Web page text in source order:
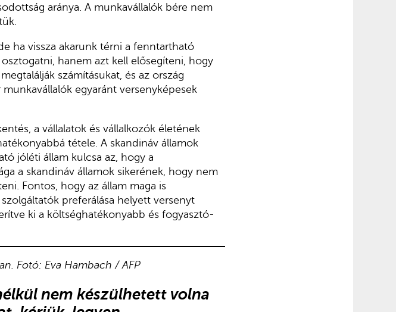
aránya. A munkavállalók bére nem
ha vissza akarunk térni a fenntartható
hanem azt kell elősegíteni, hogy
számításukat, és az ország
munkavállalók egyaránt versenyképesek
a vállalatok és vállalkozók életének
tétele. A skandináv államok
jóléti állam kulcsa az, hogy a
a skandináv államok sikerének, hogy nem
Fontos, hogy az állam maga is
preferálása helyett versenyt
ki a költséghatékonyabb és fogyasztó-
Fotó: Eva Hambach / AFP
nem készülhetett volna